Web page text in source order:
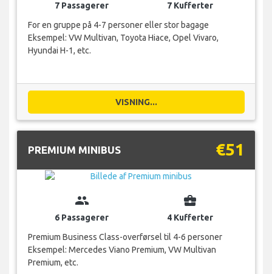
7 Passagerer
7 Kufferter
For en gruppe på 4-7 personer eller stor bagage
Eksempel: VW Multivan, Toyota Hiace, Opel Vivaro,
Hyundai H-1, etc.
VISNING...
PREMIUM MINIBUS €51
group
6 Passagerer
business_center
4 Kufferter
Premium Business Class-overførsel til 4-6 personer
Eksempel: Mercedes Viano Premium, VW Multivan
Premium, etc.